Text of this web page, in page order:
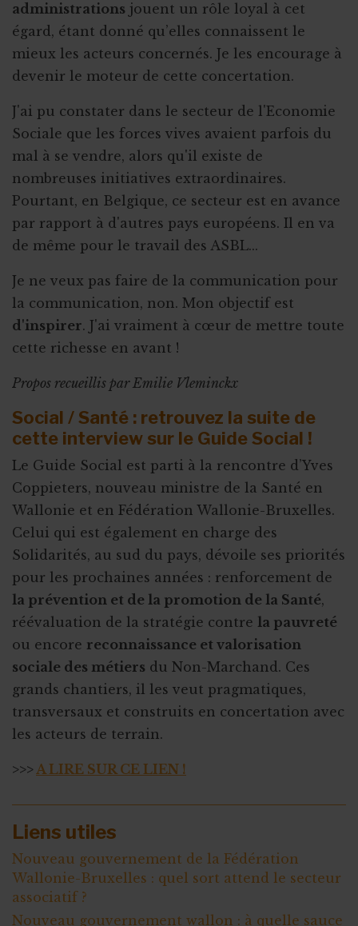
administrations jouent un rôle loyal à cet
égard, étant donné qu’elles connaissent le
mieux les acteurs concernés. Je les encourage à
devenir le moteur de cette concertation.
J'ai pu constater dans le secteur de l'Economie
Sociale que les forces vives avaient parfois du
mal à se vendre, alors qu'il existe de
nombreuses initiatives extraordinaires.
Pourtant, en Belgique, ce secteur est en avance
par rapport à d'autres pays européens. Il en va
de même pour le travail des ASBL...
Je ne veux pas faire de la communication pour
la communication, non. Mon objectif est
d'inspirer. J'ai vraiment à cœur de mettre toute
cette richesse en avant !
Propos recueillis par Emilie Vleminckx
Social / Santé : retrouvez la suite de
cette interview sur le Guide Social !
Le Guide Social est parti à la rencontre d’Yves
Coppieters, nouveau ministre de la Santé en
Wallonie et en Fédération Wallonie-Bruxelles.
Celui qui est également en charge des
Solidarités, au sud du pays, dévoile ses priorités
pour les prochaines années : renforcement de
la prévention et de la promotion de la Santé,
réévaluation de la stratégie contre la pauvreté
ou encore reconnaissance et valorisation
sociale des métiers du Non-Marchand. Ces
grands chantiers, il les veut pragmatiques,
transversaux et construits en concertation avec
les acteurs de terrain.
>>> A LIRE SUR CE LIEN !
Liens utiles
Nouveau gouvernement de la Fédération
Wallonie-Bruxelles : quel sort attend le secteur
associatif ?
Nouveau gouvernement wallon : à quelle sauce